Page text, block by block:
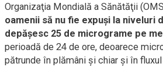
Organizaţia Mondială a Sănătăţii
oamenii să nu fie expuşi la niveluri
depăşesc 25 de micrograme pe
perioadă de 24 de ore, deoarece
pătrunde în plămâni şi chiar şi în fluxul